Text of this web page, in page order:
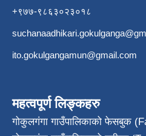
+९७७-९८६३०२३०१८
ito.gokulgangamun@gmail.com
महत्वपूर्ण लिङ्कहरु
गोकुलगंगा गाउँपालिकाको फेसबुक